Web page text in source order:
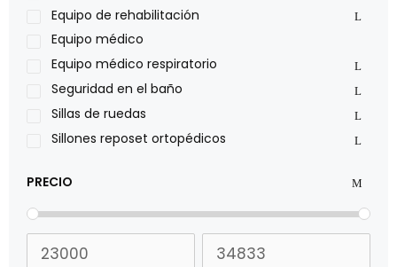
Pride
Roho
Sillas de ruedas Everest Jennings
Stealth products
Xiehe Medical
Equipo de rehabilitación
Equipo médico
Equipo médico respiratorio
Seguridad en el baño
Sillas de ruedas
Sillones reposet ortopédicos
PRECIO